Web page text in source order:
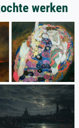
werken